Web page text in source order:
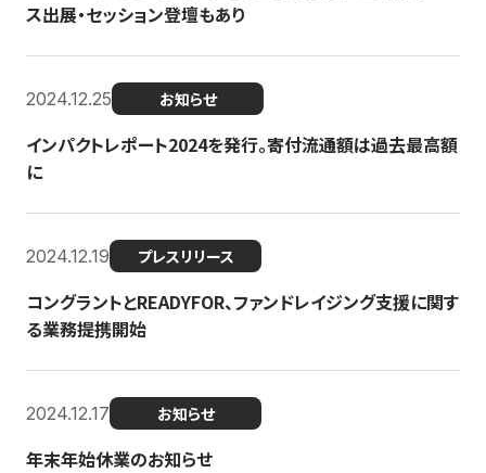
ス出展・セッション登壇もあり
2024.12.25 お知らせ
インパクトレポート2024を発行。寄付流通額は過去最高額
に
2024.12.19 プレスリリース
コングラントとREADYFOR、ファンドレイジング支援に関す
る業務提携開始
2024.12.17 お知らせ
年末年始休業のお知らせ